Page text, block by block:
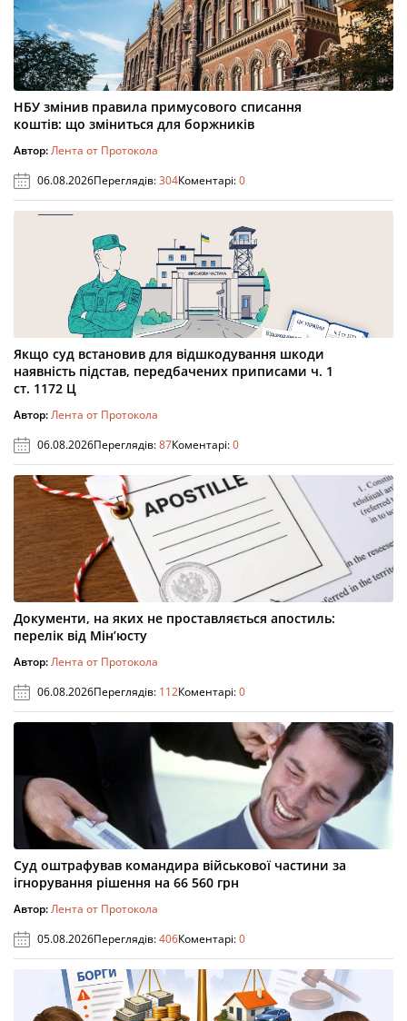
НБУ змінив правила примусового списання
коштів: що зміниться для боржників
Автор:Лента от Протокола
06.08.2026Переглядів:304Коментарі:0
Якщо суд встановив для відшкодування шкоди
наявність підстав, передбачених приписами ч. 1
ст. 1172 Ц
Автор:Лента от Протокола
06.08.2026Переглядів:87Коментарі:0
Документи, на яких не проставляється апостиль:
перелік від Мін’юсту
Автор:Лента от Протокола
06.08.2026Переглядів: 112Коментарі:0
Суд оштрафував командира військової частини за
ігнорування рішення на 66 560 грн
Автор:Лента от Протокола
05.08.2026Переглядів:406Коментарі:0